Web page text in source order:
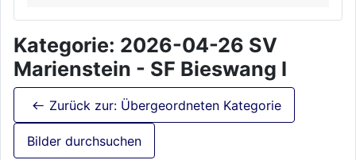
Kategorie: 2026-04-26 SV
Marienstein - SF Bieswang I
Zurück zur: Übergeordneten Kategorie
Bilder durchsuchen